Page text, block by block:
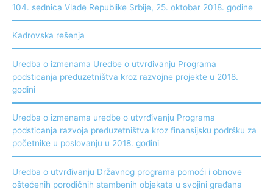
104. sednica Vlade Republike Srbije, 25. oktobar 2018. godine
Kadrovska rešenja
Uredba o izmenama Uredbe o utvrđivanju Programa
podsticanja preduzetništva kroz razvojne projekte u 2018.
godini
Uredba o izmenama uredbe o utvrđivanju Programa
podsticanja razvoja preduzetništva kroz finansijsku podršku za
početnike u poslovanju u 2018. godini
Uredba o utvrđivanju Državnog programa pomoći i obnove
oštećenih porodičnih stambenih objekata u svojini građana